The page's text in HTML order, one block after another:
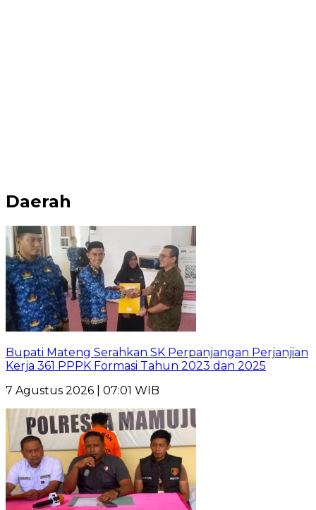
Daerah
Bupati Mateng Serahkan SK Perpanjangan Perjanjian
Kerja 361 PPPK Formasi Tahun 2023 dan 2025
7 Agustus 2026 | 07:01 WIB